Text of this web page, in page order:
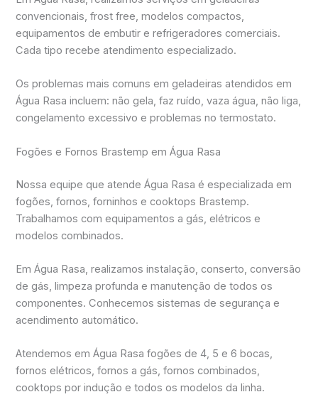
convencionais, frost free, modelos compactos,
equipamentos de embutir e refrigeradores comerciais.
Cada tipo recebe atendimento especializado.
Os problemas mais comuns em geladeiras atendidos em
Água Rasa incluem: não gela, faz ruído, vaza água, não liga,
congelamento excessivo e problemas no termostato.
Fogões e Fornos Brastemp em Água Rasa
Nossa equipe que atende Água Rasa é especializada em
fogões, fornos, forninhos e cooktops Brastemp.
Trabalhamos com equipamentos a gás, elétricos e
modelos combinados.
Em Água Rasa, realizamos instalação, conserto, conversão
de gás, limpeza profunda e manutenção de todos os
componentes. Conhecemos sistemas de segurança e
acendimento automático.
Atendemos em Água Rasa fogões de 4, 5 e 6 bocas,
fornos elétricos, fornos a gás, fornos combinados,
cooktops por indução e todos os modelos da linha.